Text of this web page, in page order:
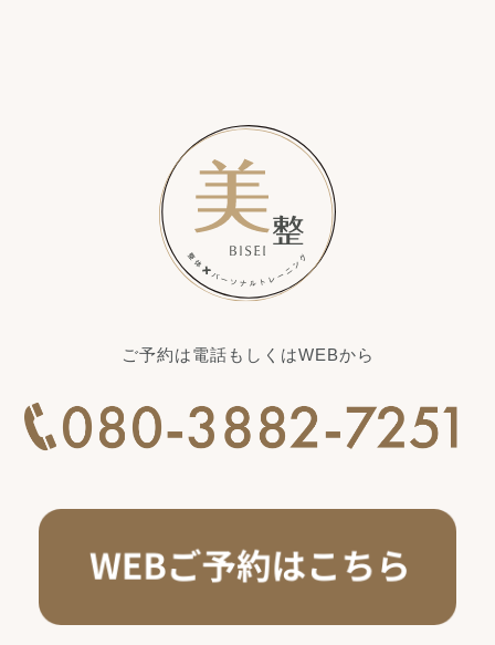
ご予約は電話もしくはWEBから